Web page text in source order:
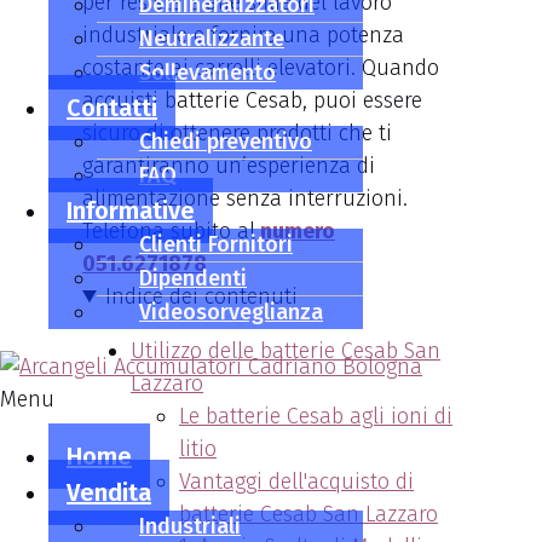
Neutralizzante
Sollevamento
Contatti
Chiedi preventivo
FAQ
Informative
Clienti Fornitori
Dipendenti
Videosorveglianza
Menu
Home
Vendita
Industriali
industriale e fornire una potenza
costante ai carrelli elevatori. Quando
acquisti batterie Cesab, puoi essere
sicuro di ottenere prodotti che ti
garantiranno un’esperienza di
alimentazione senza interruzioni.
Telefona subito alnumero
051.6271878
Indice dei contenuti
Utilizzo delle batterie Cesab San
Lazzaro
Le batterie Cesab agli ioni di
litio
Vantaggi dell'acquisto di
batterie Cesab San Lazzaro